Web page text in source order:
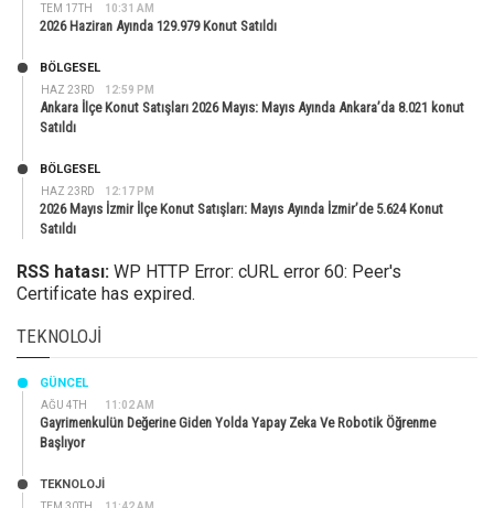
TEM 17TH 10:31 AM
2026 Haziran Ayında 129.979 Konut Satıldı
HAZ 23RD 12:59 PM
BÖLGESEL
Ankara İlçe Konut Satışları 2026 Mayıs: Mayıs Ayında Ankara’da 8.021 konut
Satıldı
HAZ 23RD 12:17 PM
BÖLGESEL
2026 Mayıs İzmir İlçe Konut Satışları: Mayıs Ayında İzmir’de 5.624 Konut
Satıldı
RSS hatası: WP HTTP Error: cURL error 60: Peer's
Certificate has expired.
TEKNOLOJI
AĞU 4TH 11:02 AM
GÜNCEL
Gayrimenkulün Değerine Giden Yolda Yapay Zeka Ve Robotik Öğrenme
Başlıyor
TEKNOLOJİ